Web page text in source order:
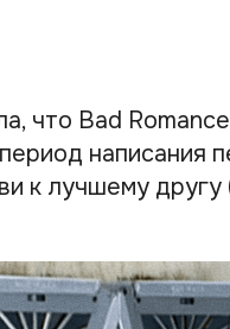
что Bad
написания
к лучшему